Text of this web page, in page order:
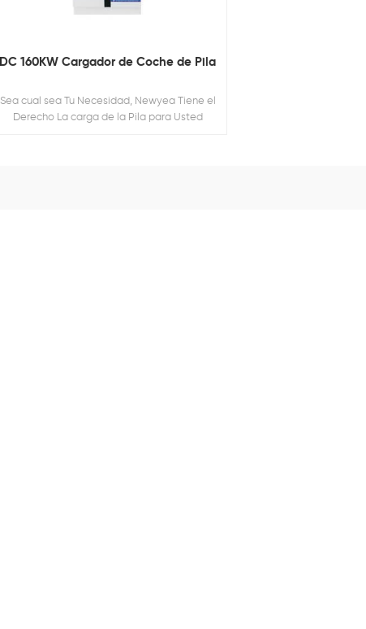
DC 160KW Cargador de Coche de Pila
Sea cual sea Tu Necesidad, Newyea Tiene el
Derecho La carga de la Pila para Usted